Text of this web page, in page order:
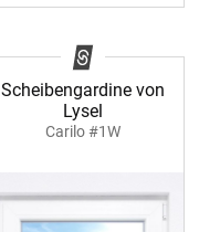
Scheibengardine von
Lysel
Carilo #1W